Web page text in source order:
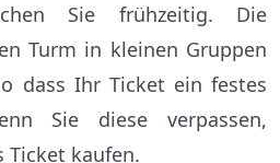
Sie frühzeitig. Die
Turm in kleinen Gruppen
dass Ihr Ticket ein festes
Sie diese verpassen,
Ticket kaufen.